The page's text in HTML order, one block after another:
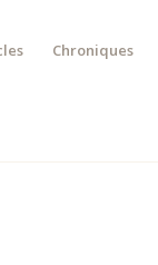
Chroniques